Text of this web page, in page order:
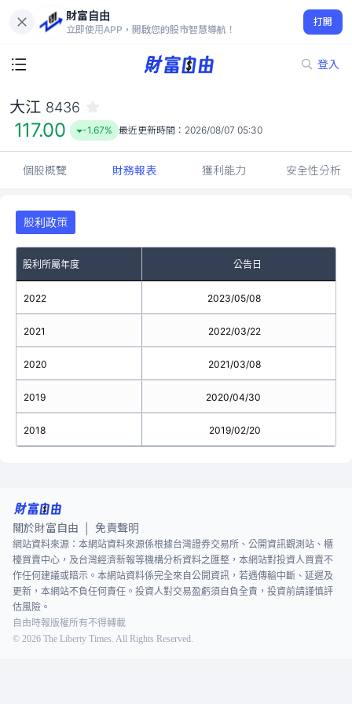
財富自由
立即使用APP，開啟您的股市智慧導航！
打開
登入
117.00
-1.67%
大江 8436
117.00 -1.67% 最近更新時間： 2026/08/07 05:30
個股概覽 財務報表 獲利能力 安全性分析
股利政策
股利所屬年度 公告日
2022
2021
2020
2019
2018
2023/05/08
2022/03/22
2021/03/08
2020/04/30
2019/02/20
關於財富自由 免責聲明
網站資料來源：本網站資料來源係根據台灣證券交易所、公開資訊觀測站、櫃
檯買賣中心，及台灣經濟新報等機構分析資料之匯整，本網站對投資人買賣不
作任何建議或暗示。本網站資料係完全來自公開資訊，若遇傳輸中斷、延遲及
更新，本網站不負任何責任。投資人對交易盈虧須自負全責，投資前請謹慎評
估風險。
自由時報版權所有不得轉載
© 2026 The Liberty Times. All Rights Reserved.